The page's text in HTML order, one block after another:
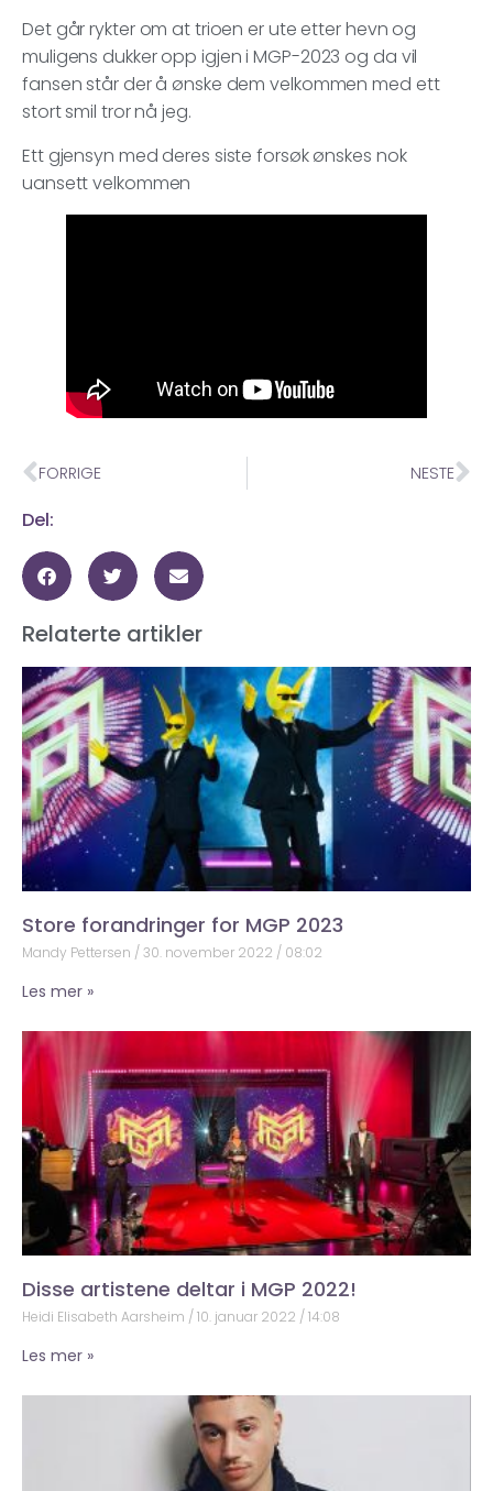
Det går rykter om at trioen er ute etter hevn og
muligens dukker opp igjen i MGP-2023 og da vil
fansen står der å ønske dem velkommen med ett
stort smil tror nå jeg.
Ett gjensyn med deres siste forsøk ønskes nok
uansett velkommen
FORRIGE NESTE
Del:
Relaterte artikler
Store forandringer for MGP 2023
Mandy Pettersen 30. november 2022 08:02
Les mer »
Disse artistene deltar i MGP 2022!
Heidi Elisabeth Aarsheim 10. januar 2022 14:08
Les mer »